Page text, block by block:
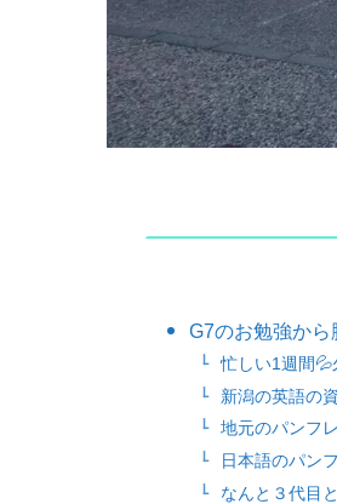
G7のお勉強から
忙しい1週間💦
新潟の英語の
地元のパンフ
日本語のパン
なんと３代目